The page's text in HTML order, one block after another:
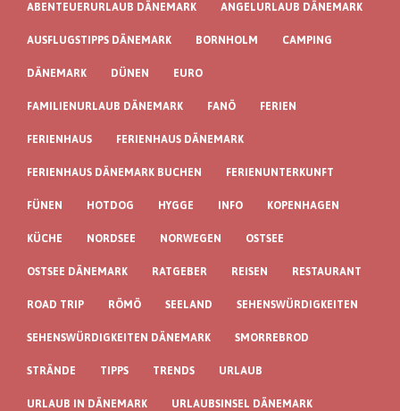
ABENTEUERURLAUB DÄNEMARK ANGELURLAUB DÄNEMARK
AUSFLUGSTIPPS DÄNEMARK BORNHOLM CAMPING
DÄNEMARK DÜNEN EURO
FAMILIENURLAUB DÄNEMARK FANÖ FERIEN
FERIENHAUS FERIENHAUS DÄNEMARK
FERIENHAUS DÄNEMARK BUCHEN FERIENUNTERKUNFT
FÜNEN HOTDOG HYGGE INFO KOPENHAGEN
KÜCHE NORDSEE NORWEGEN OSTSEE
OSTSEE DÄNEMARK RATGEBER REISEN RESTAURANT
ROAD TRIP RÖMÖ SEELAND SEHENSWÜRDIGKEITEN
SEHENSWÜRDIGKEITEN DÄNEMARK SMORREBROD
STRÄNDE TIPPS TRENDS URLAUB
URLAUB IN DÄNEMARK URLAUBSINSEL DÄNEMARK